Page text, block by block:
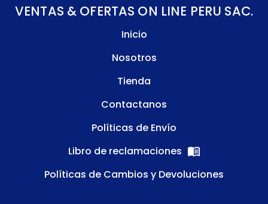
VENTAS & OFERTAS ON LINE PERU SAC.
Inicio
Nosotros
Tienda
Contactanos
Políticas de Envío
Libro de reclamaciones
Políticas de Cambios y Devoluciones